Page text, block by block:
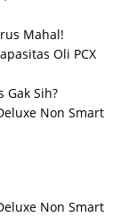
Mahal!
Oli PCX
Gak Sih?
Non Smart
Non Smart